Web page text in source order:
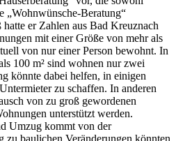
„Wohnwünsche-Beratung“
er Zahlen aus Bad Kreuznach
mit einer Größe von mehr als
von nur einer Person bewohnt. In
100 m² sind wohnen nur zwei
könnte dabei helfen, in einigen
zu schaffen. In anderen
von zu groß gewordenen
unterstützt werden.
Umzug kommt von der